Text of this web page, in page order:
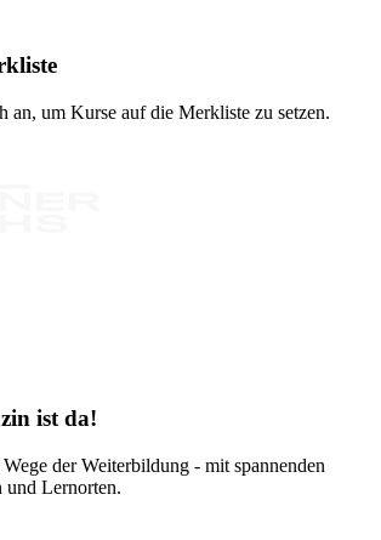
an, um Kurse auf die Merkliste zu setzen.
ist da!
der Weiterbildung - mit spannenden
und Lernorten.